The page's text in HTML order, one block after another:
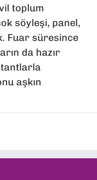
toplum
söyleşi, panel,
Fuar süresince
da hazır
aşkın